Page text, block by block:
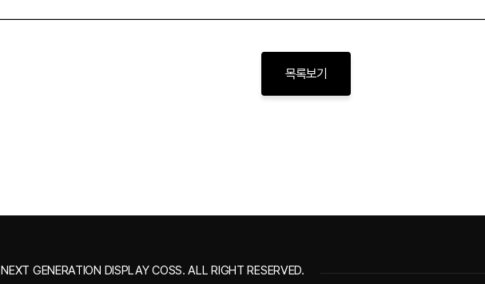
목록보기
NEXT GENERATION DISPLAY COSS. ALL RIGHT RESERVED.